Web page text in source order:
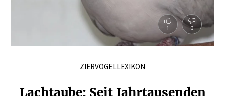
1 0
ZIERVOGELLEXIKON
Lachtaube: Seit Jahrtau­senden